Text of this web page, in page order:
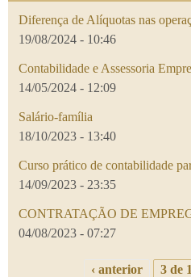
Diferença de Alíquotas nas
19/08/2024 - 10:46
Contabilidade e Assessoria
14/05/2024 - 12:09
Salário-família
18/10/2023 - 13:40
Curso prático de contabilidade
14/09/2023 - 23:35
CONTRATAÇÃO DE
04/08/2023 - 07:27
‹ anterior 3 de